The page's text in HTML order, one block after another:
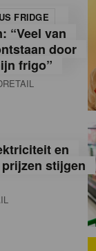
FRIDGE
“Veel van
door
frigo”
en
stijgen